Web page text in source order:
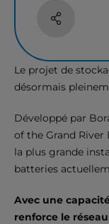
Partage
Le projet de
désormais
Développé par
of the Grand River
la plus grande
batteries
Avec une
renforce le